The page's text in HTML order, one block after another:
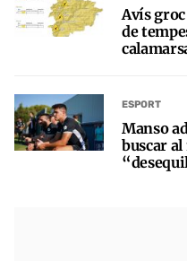
Avís
de
ESPORT
Manso
buscar